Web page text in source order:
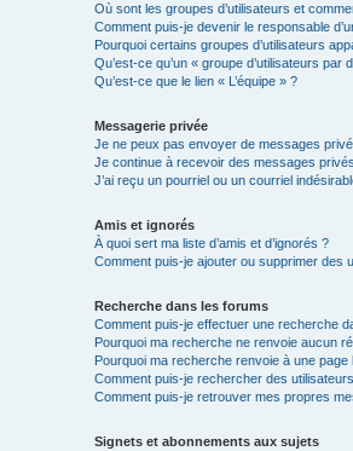
Où sont les groupes d’utilisateurs et
Comment puis-je devenir le responsable
Pourquoi certains groupes d’utilisateurs
Qu’est-ce qu’un « groupe d’utilisateurs par
Qu’est-ce que le lien « L’équipe » ?
Messagerie privée
Je ne peux pas envoyer de messages
Je continue à recevoir des messages
J’ai reçu un pourriel ou un courriel
Amis et ignorés
À quoi sert ma liste d’amis et d’ignorés ?
Comment puis-je ajouter ou supprimer des
Recherche dans les forums
Comment puis-je effectuer une recherche
Pourquoi ma recherche ne renvoie aucun
Pourquoi ma recherche renvoie à une page
Comment puis-je rechercher des
Comment puis-je retrouver mes propres
Signets et abonnements aux sujets